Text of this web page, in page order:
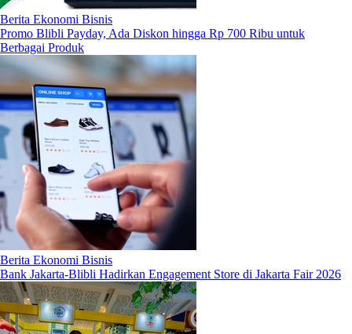
Berita Ekonomi Bisnis
Promo Blibli Payday, Ada Diskon hingga Rp 700 Ribu untuk
Berbagai Produk
Berita Ekonomi Bisnis
Bank Jakarta-Blibli Hadirkan Engagement Store di Jakarta Fair 2026